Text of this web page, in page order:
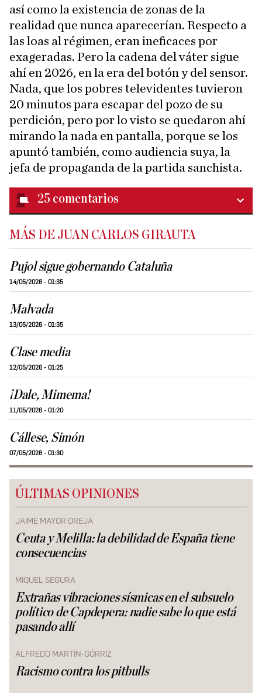
así como la existencia de zonas de la
realidad que nunca aparecerían. Respecto a
las loas al régimen, eran ineficaces por
exageradas. Pero la cadena del váter sigue
ahí en 2026, en la era del botón y del sensor.
Nada, que los pobres televidentes tuvieron
20 minutos para escapar del pozo de su
perdición, pero por lo visto se quedaron ahí
mirando la nada en pantalla, porque se los
apuntó también, como audiencia suya, la
jefa de propaganda de la partida sanchista.
25 comentarios
MÁS DE JUAN CARLOS GIRAUTA
Pujol sigue gobernando Cataluña
14/05/2026 - 01:35
Malvada
13/05/2026 - 01:35
Clase media
12/05/2026 - 01:25
¡Dale, Mimema!
11/05/2026 - 01:20
Cállese, Simón
07/05/2026 - 01:30
ÚLTIMAS OPINIONES
JAIME MAYOR OREJA
Ceuta y Melilla: la debilidad de España tiene
consecuencias
MIQUEL SEGURA
Extrañas vibraciones sísmicas en el subsuelo
político de Capdepera: nadie sabe lo que está
pasando allí
ALFREDO MARTÍN-GÓRRIZ
Racismo contra los pitbulls